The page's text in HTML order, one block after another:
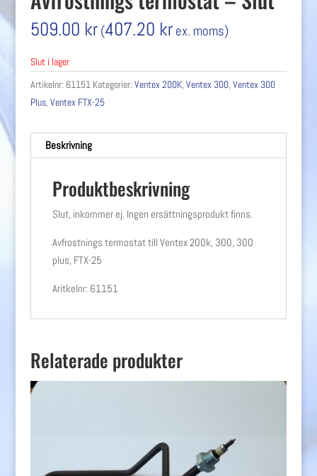
509.00 kr (407.20 krex. moms)
Slut i lager
Artikelnr: 61151 Kategorier: Ventex 200K, Ventex 300, Ventex 300
Plus, Ventex FTX-25
Beskrivning
Produktbeskrivning
Slut, inkommer ej. Ingen ersättningsprodukt finns.
Avfrostnings termostat till Ventex 200k, 300, 300
plus, FTX-25
Aritkelnr: 61151
Relaterade produkter